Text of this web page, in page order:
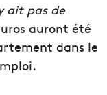
ait pas de
auront été
dans le